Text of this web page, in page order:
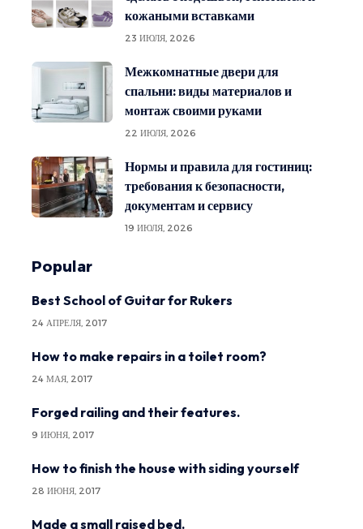
кожаными вставками
23 ИЮЛЯ, 2026
Межкомнатные двери для
спальни: виды материалов и
монтаж своими руками
22 ИЮЛЯ, 2026
Нормы и правила для гостиниц:
требования к безопасности,
документам и сервису
19 ИЮЛЯ, 2026
Popular
Best School of Guitar for Rukers
24 АПРЕЛЯ, 2017
How to make repairs in a toilet room?
24 МАЯ, 2017
Forged railing and their features.
9 ИЮНЯ, 2017
How to finish the house with siding yourself
28 ИЮНЯ, 2017
Made a small raised bed.